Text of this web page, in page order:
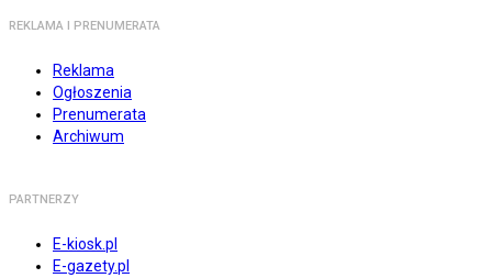
REKLAMA I PRENUMERATA
Reklama
Ogłoszenia
Prenumerata
Archiwum
PARTNERZY
E-kiosk.pl
E-gazety.pl